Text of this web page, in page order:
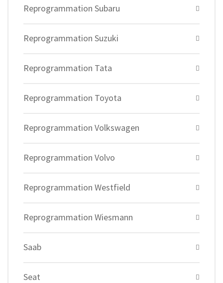
Reprogrammation Subaru
Reprogrammation Suzuki
Reprogrammation Tata
Reprogrammation Toyota
Reprogrammation Volkswagen
Reprogrammation Volvo
Reprogrammation Westfield
Reprogrammation Wiesmann
Saab
Seat